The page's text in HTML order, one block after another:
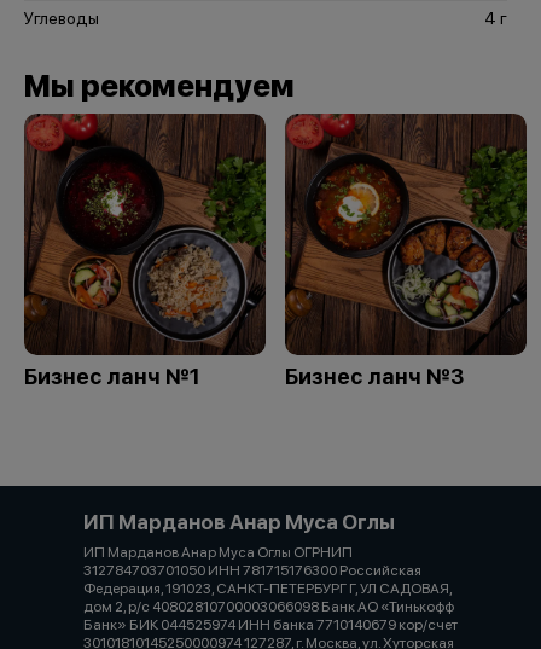
Углеводы
4 г
Мы рекомендуем
Бизнес ланч №1 Бизнес ланч №3
ИП Марданов Анар Муса Оглы
ИП Марданов Анар Муса Оглы ОГРНИП
312784703701050 ИНН 781715176300 Российская
Федерация, 191023, САНКТ-ПЕТЕРБУРГ Г, УЛ САДОВАЯ,
дом 2, р/с 40802810700003066098 Банк АО «Тинькофф
Банк» БИК 044525974 ИНН банка 7710140679 кор/счет
30101810145250000974 127287, г. Москва, ул. Хуторская